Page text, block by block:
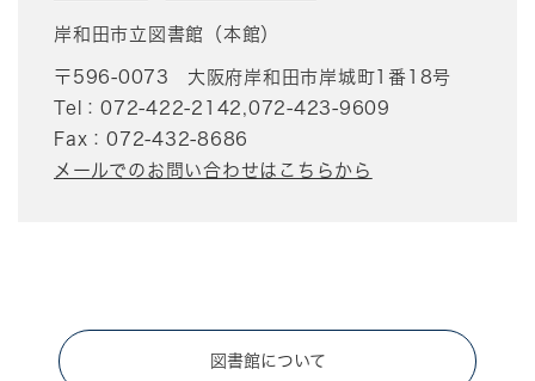
岸和田市立図書館（本館）
〒596-0073
大阪府岸和田市岸城町1番18号
Tel：072-422-2142,072-423-9609
Fax：072-432-8686
メールでのお問い合わせはこちらから
図書館について